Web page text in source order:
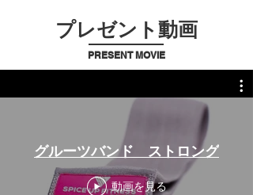
​プレゼント動画
PRESENT MOVIE
グルーツバンド ストロング
動画を見る